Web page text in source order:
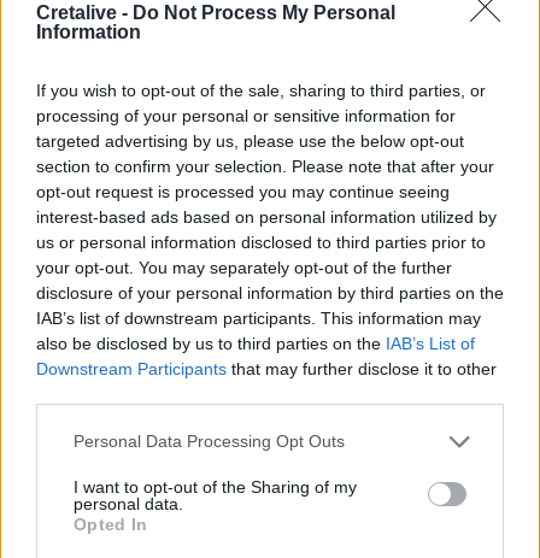
Cretalive - Do Not Process My Personal
Information
If you wish to opt-out of the sale, sharing to third parties, or
processing of your personal or sensitive information for
targeted advertising by us, please use the below opt-out
section to confirm your selection. Please note that after your
opt-out request is processed you may continue seeing
interest-based ads based on personal information utilized by
us or personal information disclosed to third parties prior to
your opt-out. You may separately opt-out of the further
disclosure of your personal information by third parties on the
IAB’s list of downstream participants. This information may
also be disclosed by us to third parties on the IAB’s List of
Downstream Participants that may further disclose it to other
Personal Data Processing Opt Outs
I want to opt-out of the Sharing of my
personal data.
Opted In
Ισπανία: Η Μαδρίτη επαναφέρει προσωρινά τους
συνοριακούς ελέγχους για όσους ταξιδεύουν από την
23:02
Συναγερμός σε μοναστήρι στην Κύπρο: Μοναχός
επιτέθηκε με μαχαίρι και τραυμάτισε δύο άτομα
22:47
Σητεία: Φωτιά στα Αχλάδια, δύσκολη μάχη με τις φλόγες
- Βίντεο
22:39
Βρετανία: Κατά συρροή δολοφόνος καταδικάστηκε για
δύο δολοφονίες γυναικών - Η συγγνώμη από την
22:32
Πανεπιστήμιο Κρήτης: 3,35 εκατ. ευρώ από το Υπουργείο
Παιδείας, για το στεγαστικό επίδομα των φοιτητών